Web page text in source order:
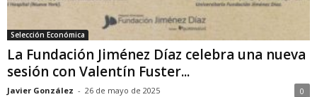
Selección Económica
La Fundación Jiménez Díaz celebra una nueva
sesión con Valentín Fuster...
Javier González - 26 de mayo de 2025 0